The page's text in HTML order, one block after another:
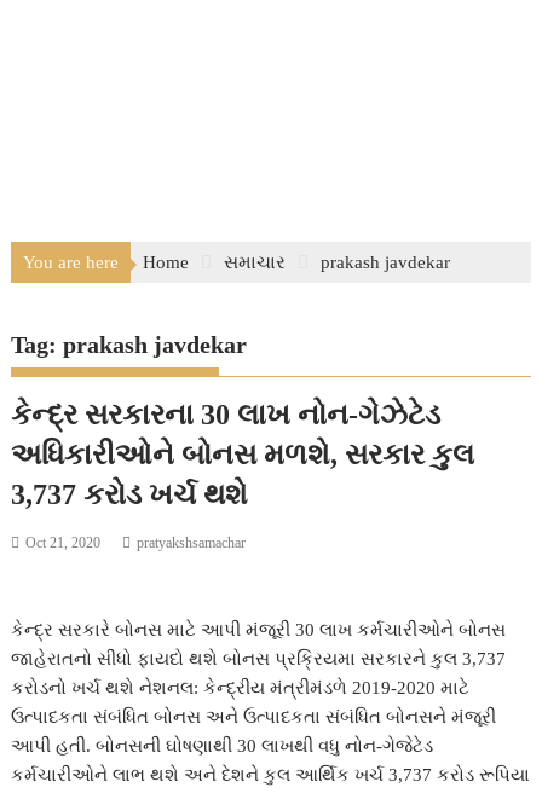
You are here Home સમાચાર prakash javdekar
Tag:prakash javdekar
કેન્દ્ર સરકારના 30 લાખ નોન-ગેઝેટેડ
અધિકારીઓને બોનસ મળશે, સરકાર કુલ
3,737 કરોડ ખર્ચ થશે
Oct 21, 2020 pratyakshsamachar
કેન્દ્ર સરકારે બોનસ માટે આપી મંજૂરી 30 લાખ કર્મચારીઓને બોનસ
જાહેરાતનો સીધો ફાયદો થશે બોનસ પ્રક્રિયમા સરકારને કુલ 3,737
કરોડનો ખર્ચ થશે નેશનલ: કેન્દ્રીય મંત્રીમંડળે 2019-2020 માટે
ઉત્પાદકતા સંબંધિત બોનસ અને ઉત્પાદકતા સંબંધિત બોનસને મંજૂરી
આપી હતી. બોનસની ઘોષણાથી 30 લાખથી વધુ નોન-ગેજેટેડ
કર્મચારીઓને લાભ થશે અને દેશને કુલ આર્થિક ખર્ચ 3,737 કરોડ રૂપિયા